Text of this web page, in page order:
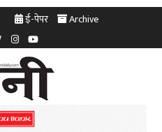
ई-पेपर Archive